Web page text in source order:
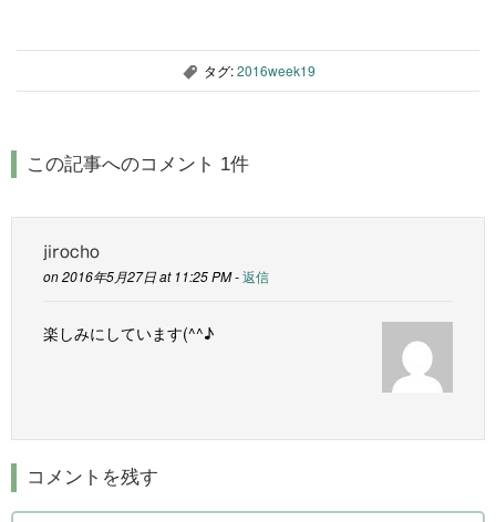
, タグ:2016week19
この記事へのコメント 1件
jirocho
on 2016年5月27日 at 11:25 PM -返信
楽しみにしています(^^♪
コメントを残す